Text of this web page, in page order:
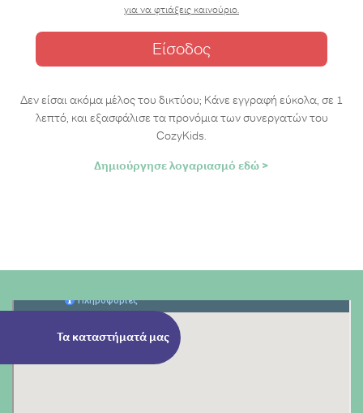
για να φτιάξεις καινούριο.
Δεν είσαι ακόμα μέλος του δικτύου; Κάνε εγγραφή εύκολα, σε 1
λεπτό, και εξασφάλισε τα προνόμια των συνεργατών του
CozyKids.
Δημιούργησε λογαριασμό εδώ >
Τα καταστήματά μας